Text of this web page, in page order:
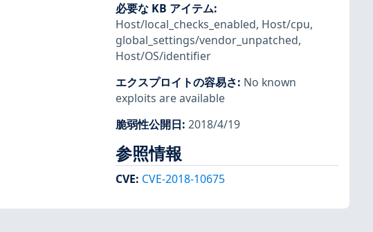
必要な KB アイテム:
Host/local_checks_enabled, Host/cpu,
global_settings/vendor_unpatched,
Host/OS/identifier
エクスプロイトの容易さ: No known
exploits are available
脆弱性公開日: 2018/4/19
参照情報
CVE: CVE-2018-10675